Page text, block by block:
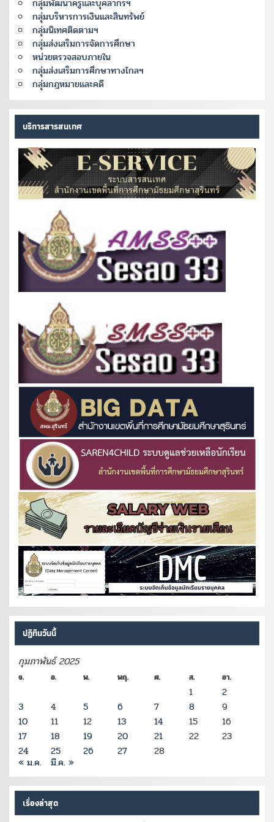
กลุ่มบริหารการเงินและสินทรัพย์
กลุ่มนิเทศติดตามฯ
กลุ่มส่งเสริมการจัดการศึกษา
หน่วยตรวจสอบภายใน
กลุ่มส่งเสริมการศึกษาทางไกลฯ
กลุ่มกฎหมายและคดี
บริการสารสนเทศ
ปฏิทินวันนี้
กุมภาพันธ์ 2025
จ. อ. พ. พฤ. ศ. ส. อา.
1
2
3
4 5 6 7 8
9
10
11 12 13 14 15
16
17
18 19 20 21 22
23
24
25 26 27 28
« ม.ค. มี.ค. »
เรื่องล่าสุด